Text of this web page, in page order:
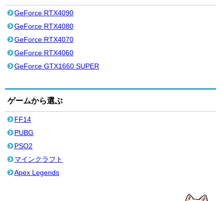
GeForce RTX4090
GeForce RTX4080
GeForce RTX4070
GeForce RTX4060
GeForce GTX1660 SUPER
ゲームから選ぶ
FF14
PUBG
PSO2
マインクラフト
Apex Legends